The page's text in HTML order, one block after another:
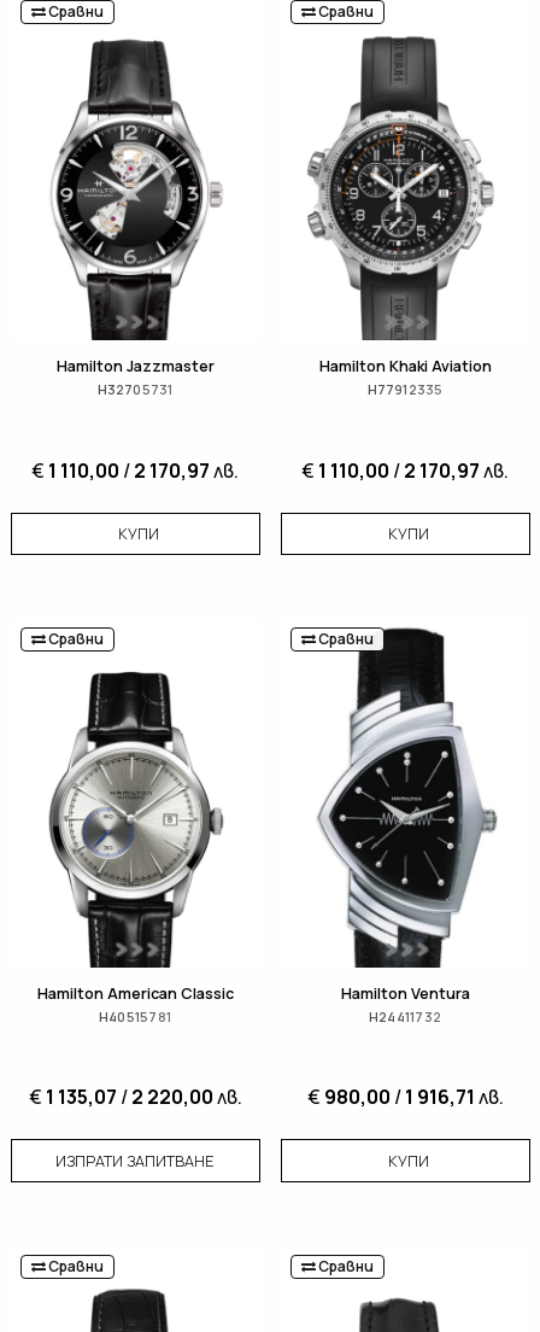
Сравни
Hamilton Jazzmaster
H32705731
€ 1 110,00 /2 170,97лв.
КУПИ
Сравни
Hamilton Khaki Aviation
H77912335
€ 1 110,00 /2 170,97лв.
КУПИ
Сравни
Hamilton American Classic
H40515781
€ 1 135,07 /2 220,00лв.
ИЗПРАТИ ЗАПИТВАНЕ
Сравни
Hamilton Ventura
H24411732
€ 980,00 /1 916,71 лв.
КУПИ
Сравни Сравни